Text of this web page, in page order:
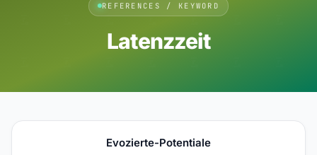
REFERENCES / KEYWORD
Latenzzeit
Evozierte-Potentiale